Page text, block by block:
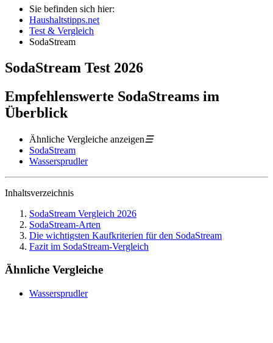
Sie befinden sich hier:
Haushaltstipps.net
Test & Vergleich
SodaStream
SodaStream Test 2026
Empfehlenswerte SodaStreams im
Überblick
Ähnliche Vergleiche anzeigen☰
SodaStream
Wassersprudler
Inhaltsverzeichnis
SodaStream Vergleich 2026
SodaStream-Arten
Die wichtigsten Kaufkriterien für den SodaStream
Fazit im SodaStream-Vergleich
Ähnliche Vergleiche
Wassersprudler